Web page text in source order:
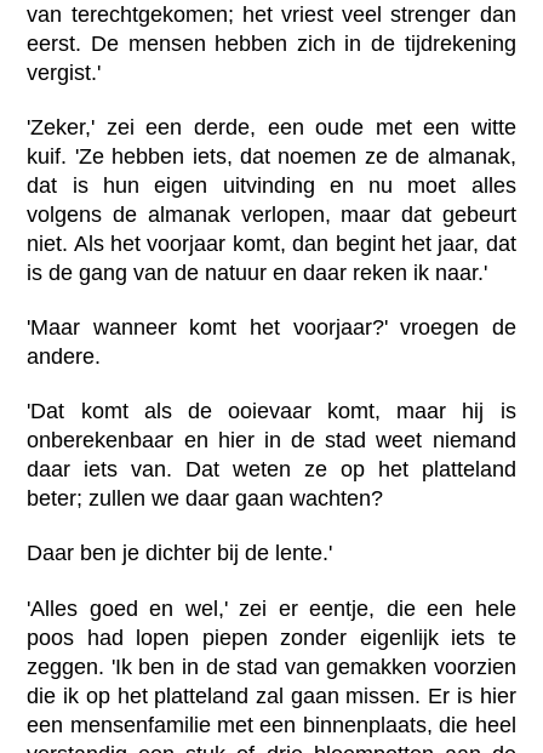
van terechtgekomen; het vriest veel strenger dan
eerst. De mensen hebben zich in de tijdrekening
vergist.'
'Zeker,' zei een derde, een oude met een witte
kuif. 'Ze hebben iets, dat noemen ze de almanak,
dat is hun eigen uitvinding en nu moet alles
volgens de almanak verlopen, maar dat gebeurt
niet. Als het voorjaar komt, dan begint het jaar, dat
is de gang van de natuur en daar reken ik naar.'
'Maar wanneer komt het voorjaar?' vroegen de
andere.
'Dat komt als de ooievaar komt, maar hij is
onberekenbaar en hier in de stad weet niemand
daar iets van. Dat weten ze op het platteland
beter; zullen we daar gaan wachten?
Daar ben je dichter bij de lente.'
'Alles goed en wel,' zei er eentje, die een hele
poos had lopen piepen zonder eigenlijk iets te
zeggen. 'Ik ben in de stad van gemakken voorzien
die ik op het platteland zal gaan missen. Er is hier
een mensenfamilie met een binnenplaats, die heel